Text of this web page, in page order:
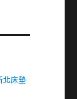
北床墊